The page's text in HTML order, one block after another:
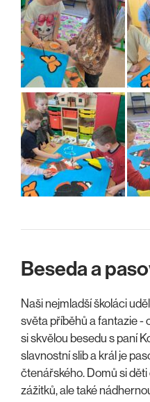
Beseda a
Naši nejmladší školáci
světa příběhů a fantazie -
si skvělou besedu s paní
slavnostní slib a král je
čtenářského. Domů si
zážitků, ale také